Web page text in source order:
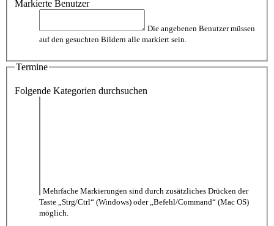
Markierte Benutzer
Die angebenen Benutzer müssen
auf den gesuchten Bildern alle markiert sein.
Termine
Folgende Kategorien durchsuchen
Mehrfache Markierungen sind durch zusätzliches Drücken der
Taste „Strg/Ctrl“ (Windows) oder „Befehl/Command“ (Mac OS)
möglich.